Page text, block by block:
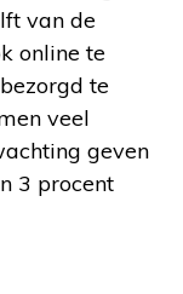
van de
online te
te
veel
geven
3 procent